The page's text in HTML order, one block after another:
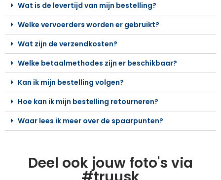
Wat is de levertijd van mijn bestelling?
Welke vervoerders worden er gebruikt?
Wat zijn de verzendkosten?
Welke betaalmethodes zijn er beschikbaar?
Kan ik mijn bestelling volgen?
Hoe kan ik mijn bestelling retourneren?
Waar lees ik meer over de spaarpunten?
Deel ook jouw foto's via